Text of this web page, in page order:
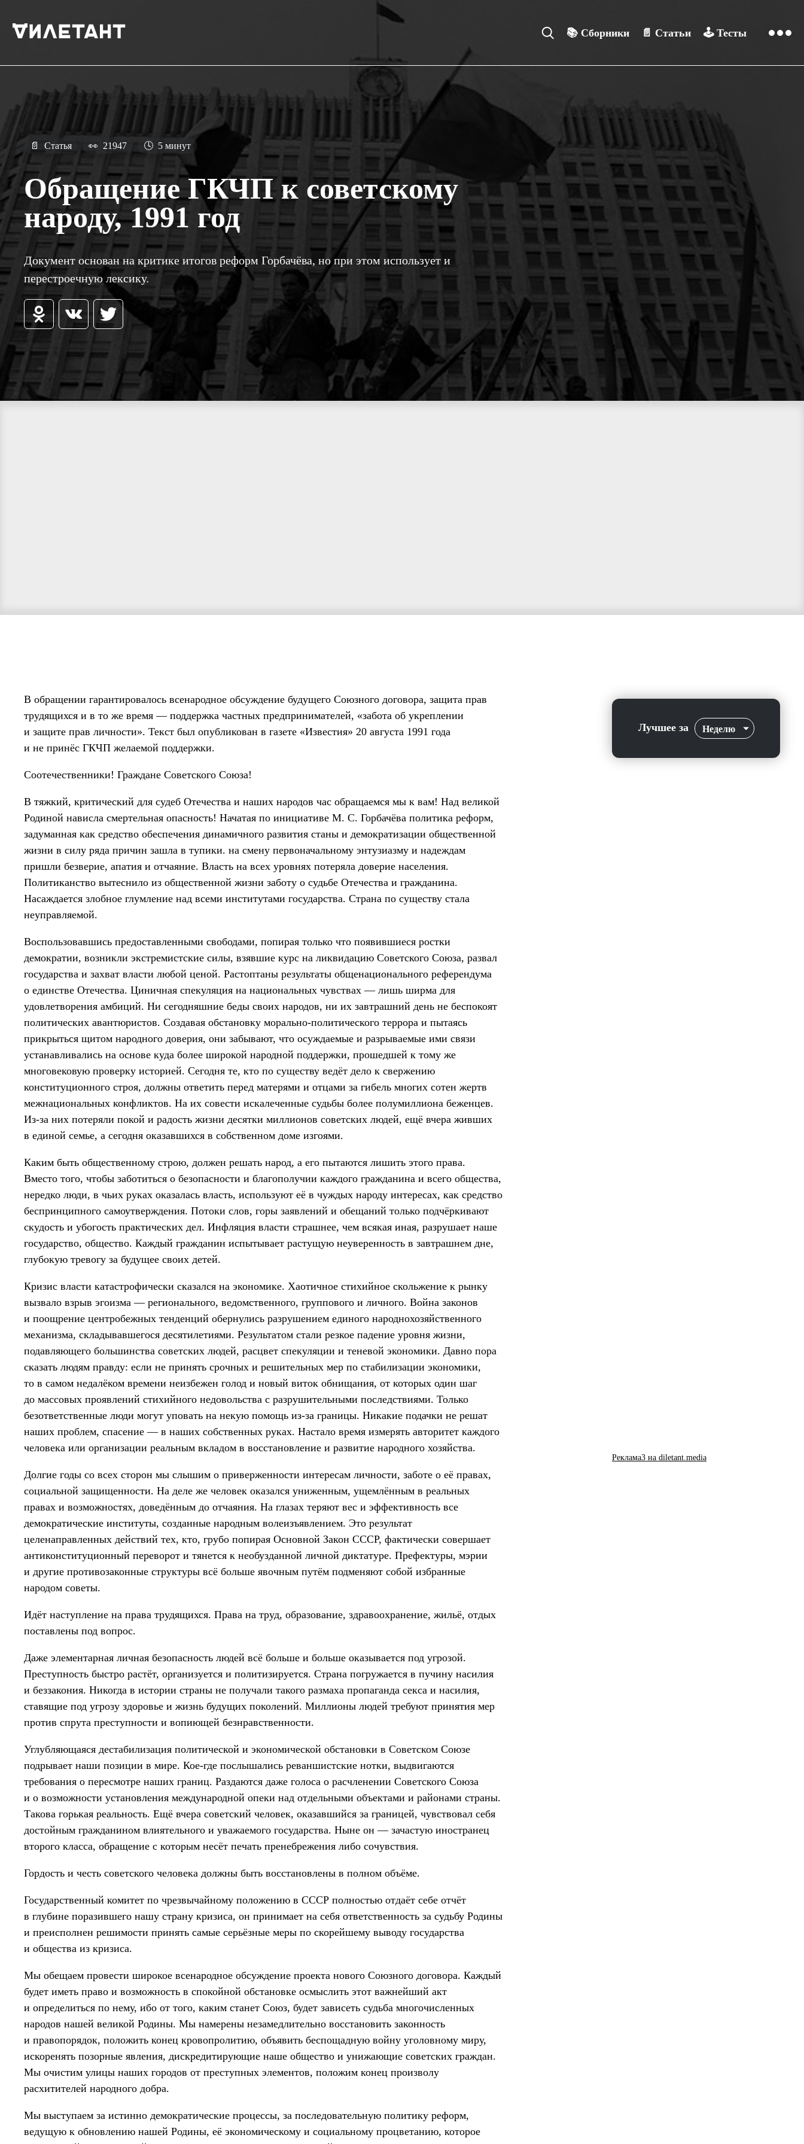
📚 Сборники 📄 Статьи 🕹️ Тесты
📄 Статья 👀 21947 🕓 5 минут
Обращение ГКЧП к советскому
народу, 1991 год
Документ основан на критике итогов реформ Горбачёва, но при этом использует и
перестроечную лексику.
В обращении гарантировалось всенародное обсуждение будущего Союзного договора, защита прав
трудящихся и в то же время — поддержка частных предпринимателей, «забота об укреплении
и защите прав личности». Текст был опубликован в газете «Известия» 20 августа 1991 года
и не принёс ГКЧП желаемой поддержки.
Соотечественники! Граждане Советского Союза!
В тяжкий, критический для судеб Отечества и наших народов час обращаемся мы к вам! Над великой
Родиной нависла смертельная опасность! Начатая по инициативе М. С. Горбачёва политика реформ,
задуманная как средство обеспечения динамичного развития станы и демократизации общественной
жизни в силу ряда причин зашла в тупики. на смену первоначальному энтузиазму и надеждам
пришли безверие, апатия и отчаяние. Власть на всех уровнях потеряла доверие населения.
Политиканство вытеснило из общественной жизни заботу о судьбе Отечества и гражданина.
Насаждается злобное глумление над всеми институтами государства. Страна по существу стала
неуправляемой.
Воспользовавшись предоставленными свободами, попирая только что появившиеся ростки
демократии, возникли экстремистские силы, взявшие курс на ликвидацию Советского Союза, развал
государства и захват власти любой ценой. Растоптаны результаты общенационального референдума
о единстве Отечества. Циничная спекуляция на национальных чувствах — лишь ширма для
удовлетворения амбиций. Ни сегодняшние беды своих народов, ни их завтрашний день не беспокоят
политических авантюристов. Создавая обстановку морально-политического террора и пытаясь
прикрыться щитом народного доверия, они забывают, что осуждаемые и разрываемые ими связи
устанавливались на основе куда более широкой народной поддержки, прошедшей к тому же
многовековую проверку историей. Сегодня те, кто по существу ведёт дело к свержению
конституционного строя, должны ответить перед матерями и отцами за гибель многих сотен жертв
межнациональных конфликтов. На их совести искалеченные судьбы более полумиллиона беженцев.
Из-за них потеряли покой и радость жизни десятки миллионов советских людей, ещё вчера живших
в единой семье, а сегодня оказавшихся в собственном доме изгоями.
Каким быть общественному строю, должен решать народ, а его пытаются лишить этого права.
Вместо того, чтобы заботиться о безопасности и благополучии каждого гражданина и всего общества,
нередко люди, в чьих руках оказалась власть, используют её в чуждых народу интересах, как средство
беспринципного самоутверждения. Потоки слов, горы заявлений и обещаний только подчёркивают
скудость и убогость практических дел. Инфляция власти страшнее, чем всякая иная, разрушает наше
государство, общество. Каждый гражданин испытывает растущую неуверенность в завтрашнем дне,
глубокую тревогу за будущее своих детей.
Кризис власти катастрофически сказался на экономике. Хаотичное стихийное скольжение к рынку
вызвало взрыв эгоизма — регионального, ведомственного, группового и личного. Война законов
и поощрение центробежных тенденций обернулись разрушением единого народнохозяйственного
механизма, складывавшегося десятилетиями. Результатом стали резкое падение уровня жизни,
подавляющего большинства советских людей, расцвет спекуляции и теневой экономики. Давно пора
сказать людям правду: если не принять срочных и решительных мер по стабилизации экономики,
то в самом недалёком времени неизбежен голод и новый виток обнищания, от которых один шаг
до массовых проявлений стихийного недовольства с разрушительными последствиями. Только
безответственные люди могут уповать на некую помощь из-за границы. Никакие подачки не решат
наших проблем, спасение — в наших собственных руках. Настало время измерять авторитет каждого
человека или организации реальным вкладом в восстановление и развитие народного хозяйства.
Долгие годы со всех сторон мы слышим о приверженности интересам личности, заботе о её правах,
социальной защищенности. На деле же человек оказался униженным, ущемлённым в реальных
правах и возможностях, доведённым до отчаяния. На глазах теряют вес и эффективность все
демократические институты, созданные народным волеизъявлением. Это результат
целенаправленных действий тех, кто, грубо попирая Основной Закон СССР, фактически совершает
антиконституционный переворот и тянется к необузданной личной диктатуре. Префектуры, мэрии
и другие противозаконные структуры всё больше явочным путём подменяют собой избранные
народом советы.
Идёт наступление на права трудящихся. Права на труд, образование, здравоохранение, жильё, отдых
поставлены под вопрос.
Даже элементарная личная безопасность людей всё больше и больше оказывается под угрозой.
Преступность быстро растёт, организуется и политизируется. Страна погружается в пучину насилия
и беззакония. Никогда в истории страны не получали такого размаха пропаганда секса и насилия,
ставящие под угрозу здоровье и жизнь будущих поколений. Миллионы людей требуют принятия мер
против спрута преступности и вопиющей безнравственности.
Углубляющаяся дестабилизация политической и экономической обстановки в Советском Союзе
подрывает наши позиции в мире. Кое-где послышались реваншистские нотки, выдвигаются
требования о пересмотре наших границ. Раздаются даже голоса о расчленении Советского Союза
и о возможности установления международной опеки над отдельными объектами и районами страны.
Такова горькая реальность. Ещё вчера советский человек, оказавшийся за границей, чувствовал себя
достойным гражданином влиятельного и уважаемого государства. Ныне он — зачастую иностранец
второго класса, обращение с которым несёт печать пренебрежения либо сочувствия.
Гордость и честь советского человека должны быть восстановлены в полном объёме.
Государственный комитет по чрезвычайному положению в СССР полностью отдаёт себе отчёт
в глубине поразившего нашу страну кризиса, он принимает на себя ответственность за судьбу Родины
и преисполнен решимости принять самые серьёзные меры по скорейшему выводу государства
и общества из кризиса.
Мы обещаем провести широкое всенародное обсуждение проекта нового Союзного договора. Каждый
будет иметь право и возможность в спокойной обстановке осмыслить этот важнейший акт
и определиться по нему, ибо от того, каким станет Союз, будет зависеть судьба многочисленных
народов нашей великой Родины. Мы намерены незамедлительно восстановить законность
и правопорядок, положить конец кровопролитию, объявить беспощадную войну уголовному миру,
искоренять позорные явления, дискредитирующие наше общество и унижающие советских граждан.
Мы очистим улицы наших городов от преступных элементов, положим конец произволу
расхитителей народного добра.
Мы выступаем за истинно демократические процессы, за последовательную политику реформ,
ведущую к обновлению нашей Родины, её экономическому и социальному процветанию, которое
Лучшее за Неделю
Реклама3 на diletant.media